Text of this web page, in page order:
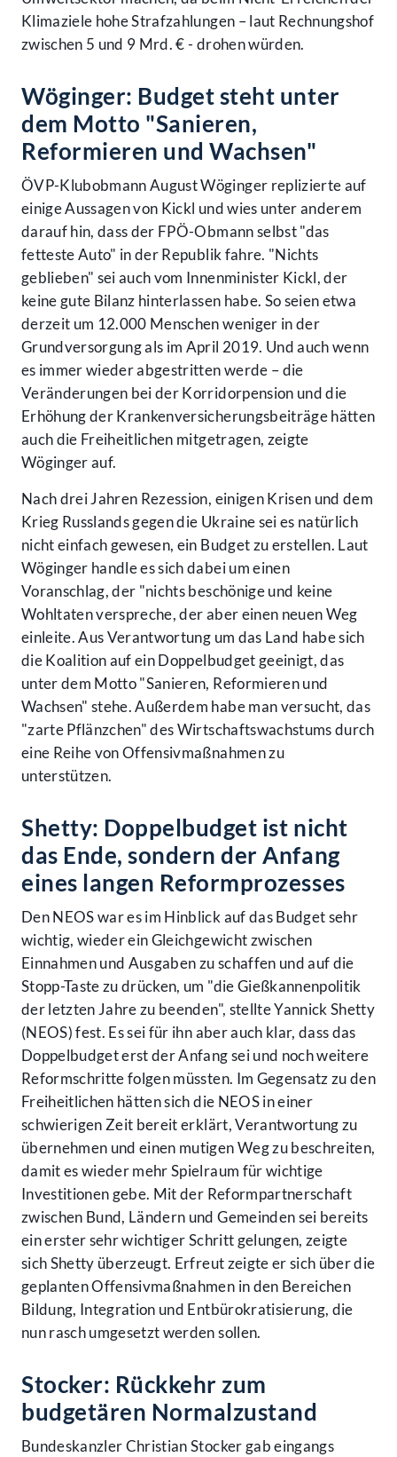
Klimaziele hohe Strafzahlungen – laut Rechnungshof
zwischen 5 und 9 Mrd. € - drohen würden.
Wöginger: Budget steht unter
dem Motto "Sanieren,
Reformieren und Wachsen"
ÖVP-Klubobmann August Wöginger replizierte auf
einige Aussagen von Kickl und wies unter anderem
darauf hin, dass der FPÖ-Obmann selbst "das
fetteste Auto" in der Republik fahre. "Nichts
geblieben" sei auch vom Innenminister Kickl, der
keine gute Bilanz hinterlassen habe. So seien etwa
derzeit um 12.000 Menschen weniger in der
Grundversorgung als im April 2019. Und auch wenn
es immer wieder abgestritten werde – die
Veränderungen bei der Korridorpension und die
Erhöhung der Krankenversicherungsbeiträge hätten
auch die Freiheitlichen mitgetragen, zeigte
Wöginger auf.
Nach drei Jahren Rezession, einigen Krisen und dem
Krieg Russlands gegen die Ukraine sei es natürlich
nicht einfach gewesen, ein Budget zu erstellen. Laut
Wöginger handle es sich dabei um einen
Voranschlag, der "nichts beschönige und keine
Wohltaten verspreche, der aber einen neuen Weg
einleite. Aus Verantwortung um das Land habe sich
die Koalition auf ein Doppelbudget geeinigt, das
unter dem Motto "Sanieren, Reformieren und
Wachsen" stehe. Außerdem habe man versucht, das
"zarte Pflänzchen" des Wirtschaftswachstums durch
eine Reihe von Offensivmaßnahmen zu
unterstützen.
Shetty: Doppelbudget ist nicht
das Ende, sondern der Anfang
eines langen Reformprozesses
Den NEOS war es im Hinblick auf das Budget sehr
wichtig, wieder ein Gleichgewicht zwischen
Einnahmen und Ausgaben zu schaffen und auf die
Stopp-Taste zu drücken, um "die Gießkannenpolitik
der letzten Jahre zu beenden", stellte Yannick Shetty
(NEOS) fest. Es sei für ihn aber auch klar, dass das
Doppelbudget erst der Anfang sei und noch weitere
Reformschritte folgen müssten. Im Gegensatz zu den
Freiheitlichen hätten sich die NEOS in einer
schwierigen Zeit bereit erklärt, Verantwortung zu
übernehmen und einen mutigen Weg zu beschreiten,
damit es wieder mehr Spielraum für wichtige
Investitionen gebe. Mit der Reformpartnerschaft
zwischen Bund, Ländern und Gemeinden sei bereits
ein erster sehr wichtiger Schritt gelungen, zeigte
sich Shetty überzeugt. Erfreut zeigte er sich über die
geplanten Offensivmaßnahmen in den Bereichen
Bildung, Integration und Entbürokratisierung, die
nun rasch umgesetzt werden sollen.
Stocker: Rückkehr zum
budgetären Normalzustand
Bundeskanzler Christian Stocker gab eingangs